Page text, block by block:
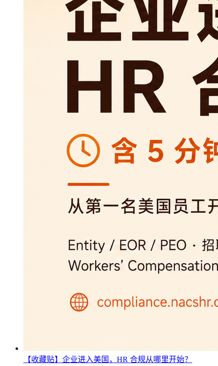
【收藏贴】企业进入美国，HR 合规从哪里开始？